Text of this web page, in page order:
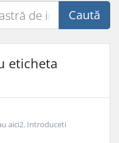
Caută
eticheta
aici2. Introduceti